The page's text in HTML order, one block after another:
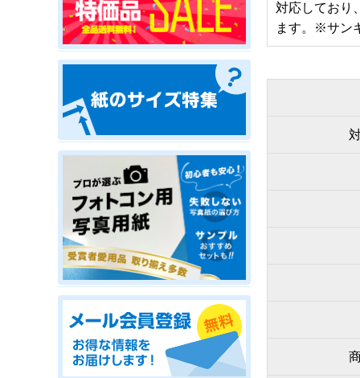
対応しており
ます。※サン